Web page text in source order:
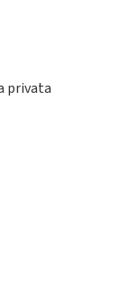
privata